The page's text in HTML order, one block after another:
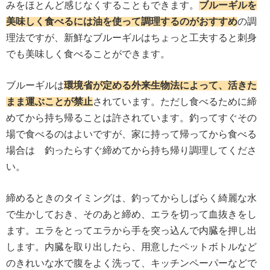
みをほとんど感じなくすることもできます。 ブルーギルを
美味しく食べるには油を使って調理するのがおすすめの調
理法ですが、新鮮なブルーギルはちょっと工夫すると刺身
でも美味しく食べることができます。
ブルーギルは環境省が定める外来生物法によって、活きた
まま運ぶことが禁止されています。ただし食べるために締
めてから持ち帰ることは許されています。釣ってすぐその
場で食べるのはよいですが、家に持って帰ってから食べる
場合は 釣ったらすぐ締めてから持ち帰り調理してくださ
い。
締めるときのタイミングは、釣ってからしばらく綺麗な水
で生かしておき、そのあと締め、エラを切って血抜きをし
ます。エラをとってエラから手を突っ込んで内臓を押し出
します。内臓を取り出したら、用意したペットボトルなど
のきれいな水で腹をよく洗って、キッチンペーパーなどで